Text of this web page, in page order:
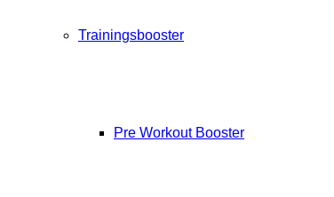
Trainingsbooster
Pre Workout Booster